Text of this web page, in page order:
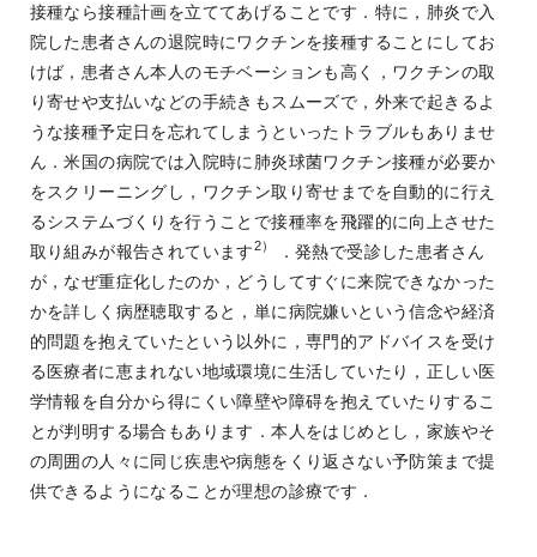
接種なら接種計画を立ててあげることです．特に，肺炎で入
院した患者さんの退院時にワクチンを接種することにしてお
けば，患者さん本人のモチベーションも高く，ワクチンの取
り寄せや支払いなどの手続きもスムーズで，外来で起きるよ
うな接種予定日を忘れてしまうといったトラブルもありませ
ん．米国の病院では入院時に肺炎球菌ワクチン接種が必要か
をスクリーニングし，ワクチン取り寄せまでを自動的に行え
るシステムづくりを行うことで接種率を飛躍的に向上させた
取り組みが報告されています2）
．発熱で受診した患者さん
が，なぜ重症化したのか，どうしてすぐに来院できなかった
かを詳しく病歴聴取すると，単に病院嫌いという信念や経済
的問題を抱えていたという以外に，専門的アドバイスを受け
る医療者に恵まれない地域環境に生活していたり，正しい医
学情報を自分から得にくい障壁や障碍を抱えていたりするこ
とが判明する場合もあります．本人をはじめとし，家族やそ
の周囲の人々に同じ疾患や病態をくり返さない予防策まで提
供できるようになることが理想の診療です．